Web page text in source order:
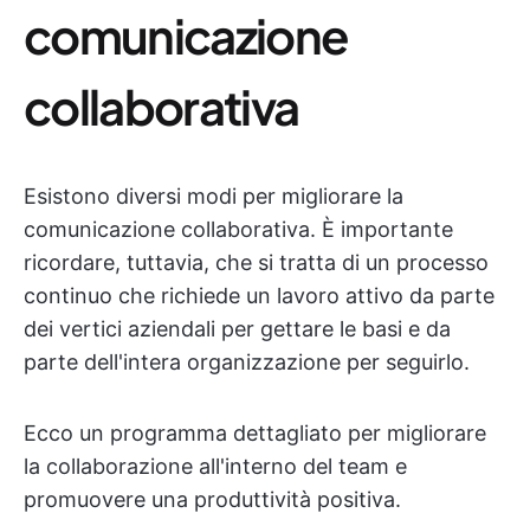
comunicazione
collaborativa
Esistono diversi modi per migliorare la
comunicazione collaborativa. È importante
ricordare, tuttavia, che si tratta di un processo
continuo che richiede un lavoro attivo da parte
dei vertici aziendali per gettare le basi e da
parte dell'intera organizzazione per seguirlo.
Ecco un programma dettagliato per migliorare
la collaborazione all'interno del team e
promuovere una produttività positiva.